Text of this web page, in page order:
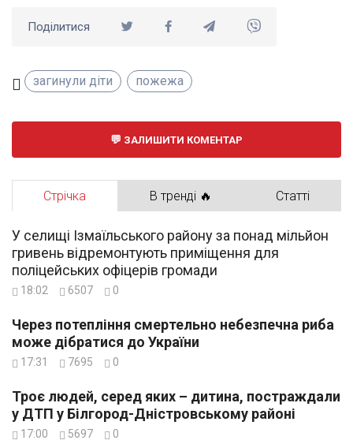
Поділитися
загинули діти пожежа
ЗАЛИШИТИ КОМЕНТАР
Стрічка В тренді 🔥 Статті
У селищі Ізмаїльського району за понад мільйон
гривень відремонтують приміщення для
поліцейських офіцерів громади
18:02 6507 0
Через потепління смертельно небезпечна риба
може дібратися до України
17:31 7695 0
Троє людей, серед яких – дитина, постраждали
у ДТП у Білгород-Дністровському районі
17:00 5697 0